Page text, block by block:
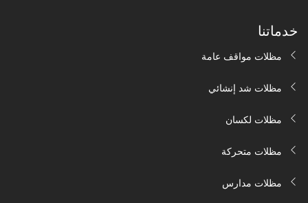
خدماتنا
مظلات مواقف عامة
مظلات شد إنشائي
مظلات لكسان
مظلات متحركة
مظلات مدارس